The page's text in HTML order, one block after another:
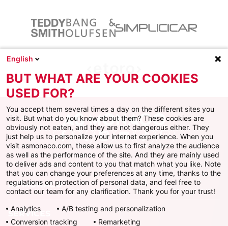
Facebook
X Instagram
YoutubeTikTokTwitch
AS MONACO
SERVICES
English
BUT WHAT ARE YOUR COOKIES
USED FOR?
You accept them several times a day on the different sites you
visit. But what do you know about them? These cookies are
obviously not eaten, and they are not dangerous either. They
just help us to personalize your internet experience. When you
visit asmonaco.com, these allow us to first analyze the audience
as well as the performance of the site. And they are mainly used
to deliver ads and content to you that match what you like. Note
that you can change your preferences at any time, thanks to the
regulations on protection of personal data, and feel free to
contact our team for any clarification. Thank you for your trust!
Analytics
A/B testing and personalization
Conversion tracking
Remarketing